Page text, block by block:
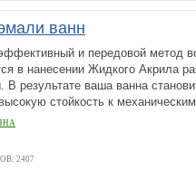
ванн
и передовой метод
в нанесении Жидкого Акрила
В результате ваша ванна
стойкость к
2407